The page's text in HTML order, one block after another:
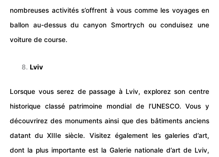
nombreuses activités s’offrent à vous comme les voyagesen
ballon au-dessus du canyon Smortrych ou conduisez une
voiture de course.
Lviv
Lorsque vous serez de passage à Lviv, explorez son centre
historique classé patrimoine mondial de l’UNESCO. Vous y
découvrirez des monuments ainsi que des bâtiments anciens
datant du XIIIe siècle. Visitez également les galeries d’art,
dont la plus importante est la Galerie nationale d’art de Lviv,